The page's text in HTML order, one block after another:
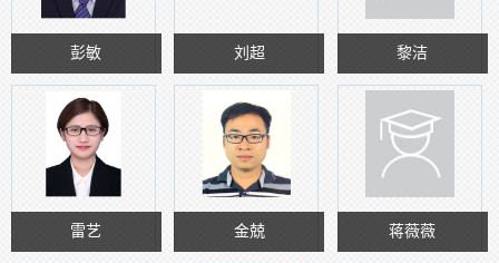
彭敏 刘超 黎洁
雷艺 金兢 蒋薇薇